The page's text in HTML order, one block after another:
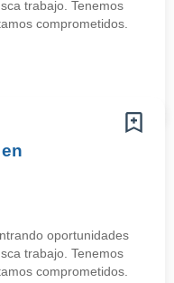
trabajo. Tenemos
comprometidos.
oportunidades
trabajo. Tenemos
comprometidos.